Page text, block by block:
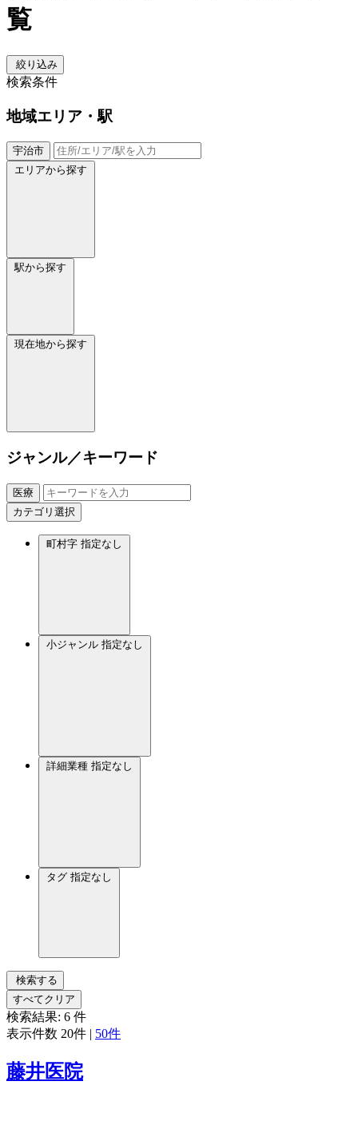
覧
絞り込み
検索条件
地域エリア・駅
宇治市
エリアから探す
駅から探す
現在地から探す
ジャンル／キーワード
医療
カテゴリ選択
町村字 指定なし
小ジャンル 指定なし
詳細業種 指定なし
タグ 指定なし
検索する
すべてクリア
検索結果: 6 件
表示件数 20件 | 50件
藤井医院